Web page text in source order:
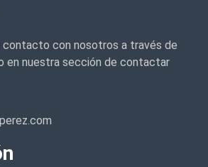
contacto con nosotros a través de
en nuestra sección de contactar